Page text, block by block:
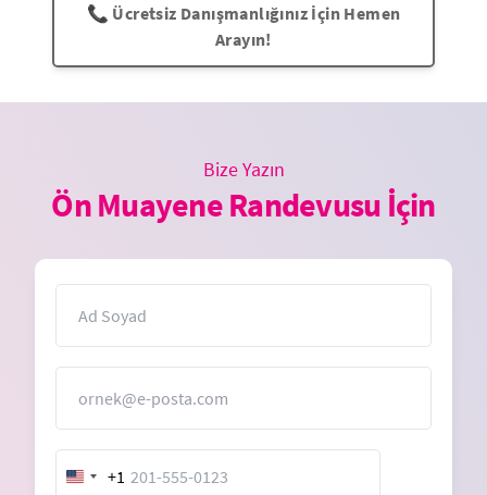
📞 Ücretsiz Danışmanlığınız İçin Hemen
Arayın!
Bize Yazın
Ön Muayene Randevusu İçin
United
+1